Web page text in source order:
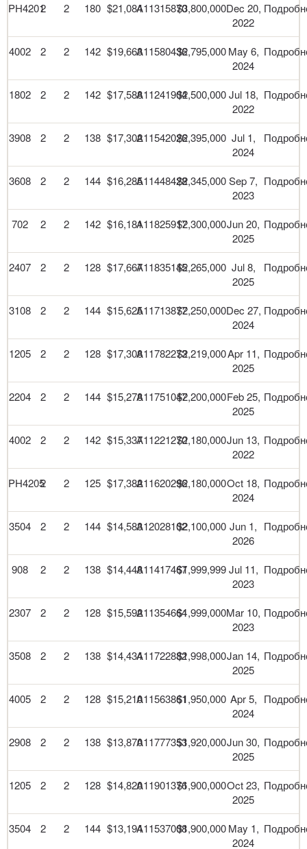
PH4201
2 2 180 $21,084A11315870$3,800,000Dec 20,
2022
4002 2 2 142 $19,663A11580436$2,795,000May 6,
2024
1802 2 2 142 $17,588A11241904$2,500,000Jul 18,
2022
3908 2 2 138 $17,302A11542026$2,395,000 Jul 1,
2024
3608 2 2 144 $16,285A11448428$2,345,000 Sep 7,
2023
702 2 2 142 $16,181A11825917$2,300,000Jun 20,
2025
2407 2 2 128 $17,667A11835145$2,265,000 Jul 8,
2025
3108 2 2 144 $15,625A11713877$2,250,000Dec 27,
2024
1205 2 2 128 $17,308A11782273$2,219,000Apr 11,
2025
2204 2 2 144 $15,278A11751047$2,200,000Feb 25,
2025
4002 2 2 142 $15,337A11221270$2,180,000Jun 13,
2022
PH4205
2 2 125 $17,382A11620296$2,180,000Oct 18,
2024
3504 2 2 144 $14,583A12028102$2,100,000 Jun 1,
2026
908 2 2 138 $14,448A11417467$1,999,999Jul 11,
2023
2307 2 2 128 $15,592A11354664$1,999,000Mar 10,
2023
3508 2 2 138 $14,434A11722882$1,998,000Jan 14,
2025
4005 2 2 128 $15,210A11563861$1,950,000 Apr 5,
2024
2908 2 2 138 $13,870A11777353$1,920,000Jun 30,
2025
1205 2 2 128 $14,820A11901376$1,900,000Oct 23,
2025
3504 2 2 144 $13,194A11537008$1,900,000May 1,
2024